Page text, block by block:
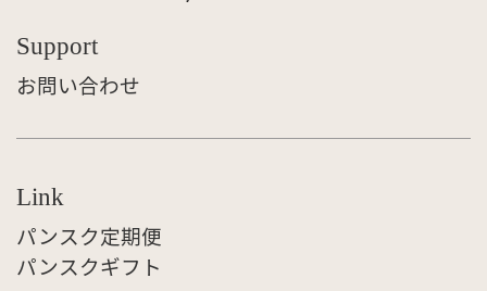
Support
お問い合わせ
Link
パンスク定期便
パンスクギフト